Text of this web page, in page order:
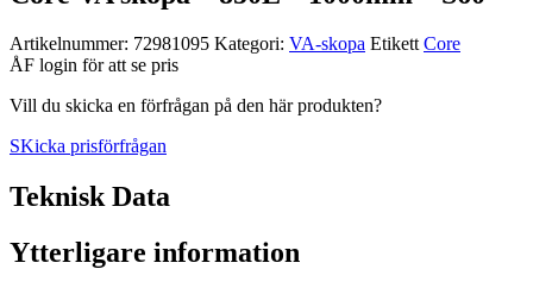
Artikelnummer: 72981095 Kategori: VA­-skopa Etikett Core
ÅF login för att se pris
Vill du skicka en förfrågan på den här produkten?
SKicka prisförfrågan
Teknisk Data
Ytterligare information